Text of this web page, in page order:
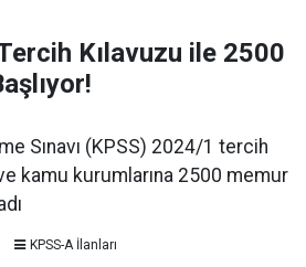
Kılavuzu ile 2500
Sınavı (KPSS) 2024/1 tercih
ve kamu kurumlarına 2500 memur
KPSS-A İlanları